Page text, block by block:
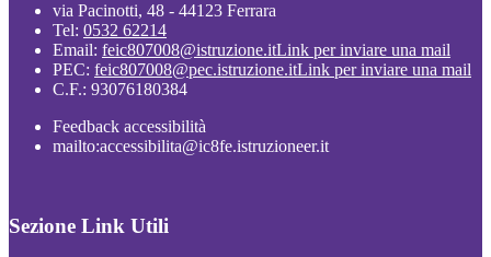
via Pacinotti, 48 - 44123 Ferrara
Tel: 0532 62214
Email: feic807008@istruzione.itLink per inviare una mail
PEC: feic807008@pec.istruzione.itLink per inviare una mail
C.F.: 93076180384
Feedback accessibilità
mailto:accessibilita@ic8fe.istruzioneer.it
Sezione Link Utili